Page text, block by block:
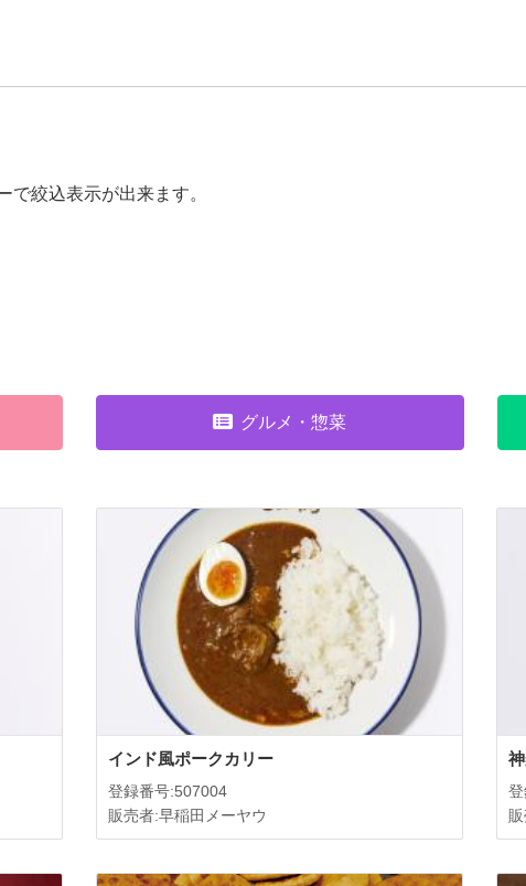
で絞込表示が出来ます。
グルメ・惣菜
インド風ポークカリー
登録番号:507004
販売者:早稲田メーヤウ